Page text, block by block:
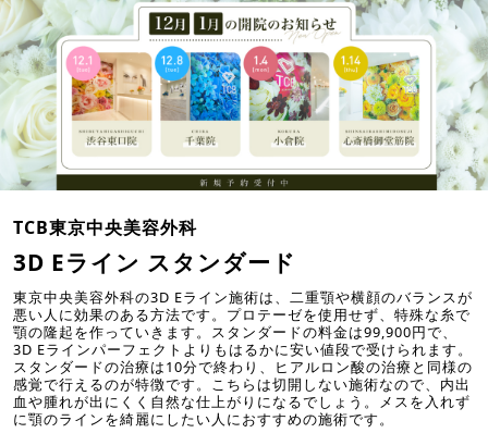
TCB東京中央美容外科
3D Eライン スタンダード
東京中央美容外科の3D Eライン施術は、二重顎や横顔のバランスが
悪い人に効果のある方法です。プロテーゼを使用せず、特殊な糸で
顎の隆起を作っていきます。スタンダードの料金は99,900円で、
3D Eラインパーフェクトよりもはるかに安い値段で受けられます。
スタンダードの治療は10分で終わり、ヒアルロン酸の治療と同様の
感覚で行えるのが特徴です。こちらは切開しない施術なので、内出
血や腫れが出にくく自然な仕上がりになるでしょう。メスを入れず
に顎のラインを綺麗にしたい人におすすめの施術です。